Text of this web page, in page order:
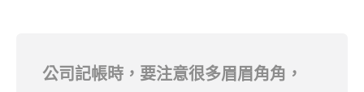
公司記帳時，要注意很多眉眉角角，